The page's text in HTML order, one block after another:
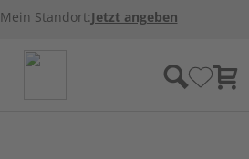
Mein Standort:Jetzt angeben